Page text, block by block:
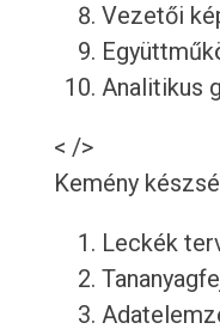
Vezetői
Analitikus
< />
Kemény
Leckék